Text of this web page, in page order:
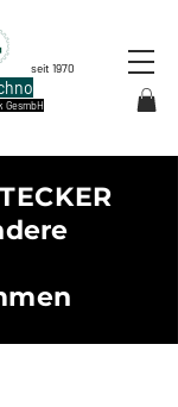
seit 1970
GesmbH